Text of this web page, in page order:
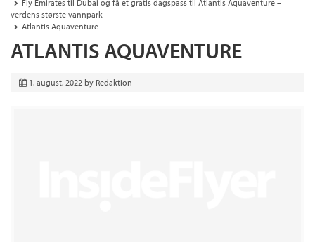
Fly Emirates til Dubai og få et gratis dagspass til Atlantis Aquaventure –
verdens største vannpark
Atlantis Aquaventure
ATLANTIS AQUAVENTURE
1. august, 2022 by Redaktion